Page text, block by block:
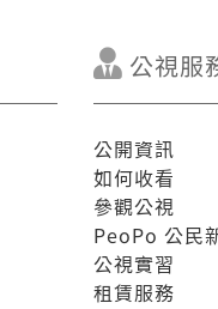
公視服
公開資訊
如何收看
參觀公視
PeoPo 公民
公視實習
租賃服務